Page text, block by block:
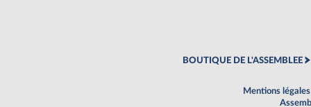
BOUTIQUE DE L'ASSEMBLEE
Mentions légales